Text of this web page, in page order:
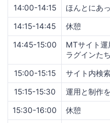
14:00-14:15
ほんとにあ
14:15-14:45
休憩
14:45-15:00
MTサイト運
ラグインたち
15:00-15:15
サイト内検
15:15-15:30
運用と制作
15:30-16:00
休憩